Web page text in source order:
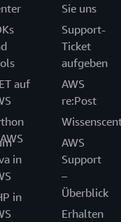
auf
in
in
Sie uns
Support-
Ticket
aufgeben
AWS
re:Post
AWS
Support
–
Überblick
Erhalten